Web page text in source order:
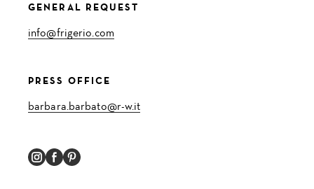
GENERAL REQUEST
info@frigerio.com
PRESS OFFICE
barbara.barbato@r-w.it